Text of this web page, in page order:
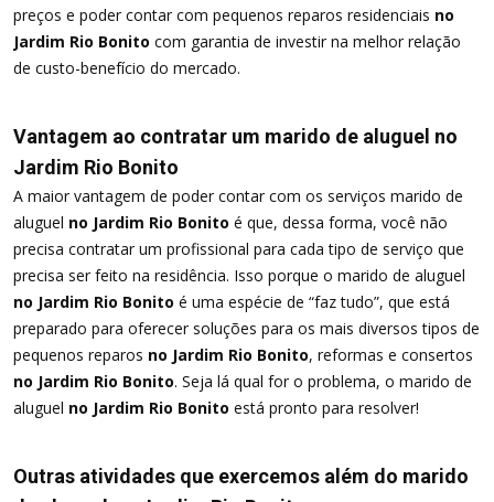
preços e poder contar com pequenos reparos residenciais no
Jardim Rio Bonito com garantia de investir na melhor relação
de custo-benefício do mercado.
Vantagem ao contratar um marido de aluguel no
Jardim Rio Bonito
A maior vantagem de poder contar com os serviços marido de
aluguel no Jardim Rio Bonito é que, dessa forma, você não
precisa contratar um profissional para cada tipo de serviço que
precisa ser feito na residência. Isso porque o marido de aluguel
no Jardim Rio Bonito é uma espécie de “faz tudo”, que está
preparado para oferecer soluções para os mais diversos tipos de
pequenos reparos no Jardim Rio Bonito, reformas e consertos
no Jardim Rio Bonito. Seja lá qual for o problema, o marido de
aluguel no Jardim Rio Bonito está pronto para resolver!
Outras atividades que exercemos além do marido